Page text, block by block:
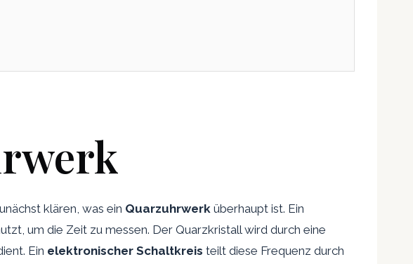
klären, was ein Quarzuhrwerk überhaupt ist. Ein
um die Zeit zu messen. Der Quarzkristall wird durch eine
Ein elektronischer Schaltkreis teilt diese Frequenz durch